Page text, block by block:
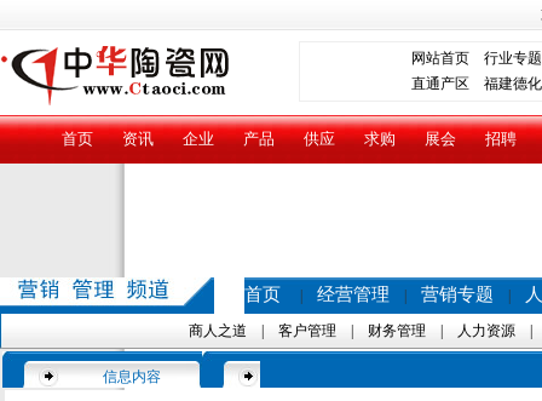
网站首页
行业专题
直通产区 福建德化
首页 资讯 企业 产品 供应 求购 展会 招聘
首页 经营管理 营销专题
商人之道 客户管理 财务管理 人力资源
信息内容